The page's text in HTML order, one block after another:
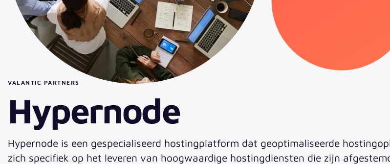
VALANTIC PARTNERS
Hypernode
Hypernode is een gespecialiseerd hostingplatform dat geoptimaliseerde
zich specifiek op het leveren van hoogwaardige hostingdiensten die zijn